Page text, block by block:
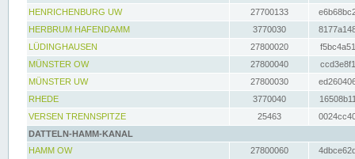
HENRICHENBURG UW
27700133
HERBRUM HAFENDAMM
3770030
LÜDINGHAUSEN
27800020
MÜNSTER OW
27800040
MÜNSTER UW
27800030
RHEDE
3770040
VERSEN TRENNSPITZE
25463
DATTELN-HAMM-KANAL
HAMM OW
27800060